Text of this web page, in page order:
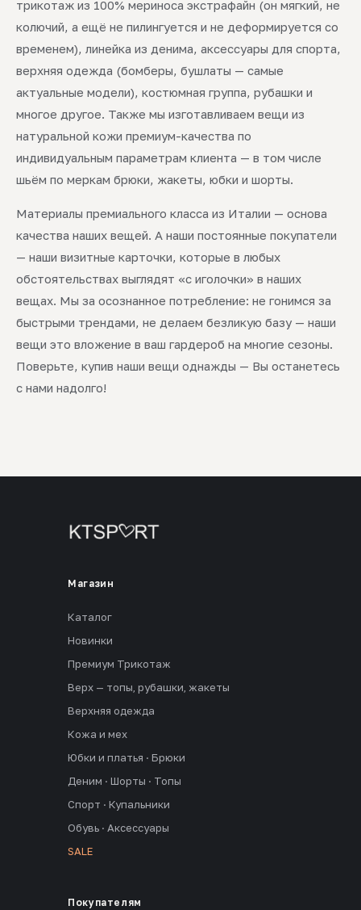
трикотаж из 100% мериноса экстрафайн (он мягкий, не
колючий, а ещё не пилингуется и не деформируется со
временем), линейка из денима, аксессуары для спорта,
верхняя одежда (бомберы, бушлаты — самые
актуальные модели), костюмная группа, рубашки и
многое другое. Также мы изготавливаем вещи из
натуральной кожи премиум-качества по
индивидуальным параметрам клиента — в том числе
шьём по меркам брюки, жакеты, юбки и шорты.
Материалы премиального класса из Италии — основа
качества наших вещей. А наши постоянные покупатели
— наши визитные карточки, которые в любых
обстоятельствах выглядят «с иголочки» в наших
вещах. Мы за осознанное потребление: не гонимся за
быстрыми трендами, не делаем безликую базу — наши
вещи это вложение в ваш гардероб на многие сезоны.
Поверьте, купив наши вещи однажды — Вы останетесь
с нами надолго!
Магазин
Каталог
Новинки
Премиум Трикотаж
Верх — топы, рубашки, жакеты
Верхняя одежда
Кожа и мех
Юбки и платья · Брюки
Деним · Шорты · Топы
Спорт · Купальники
Обувь · Аксессуары
SALE
Покупателям